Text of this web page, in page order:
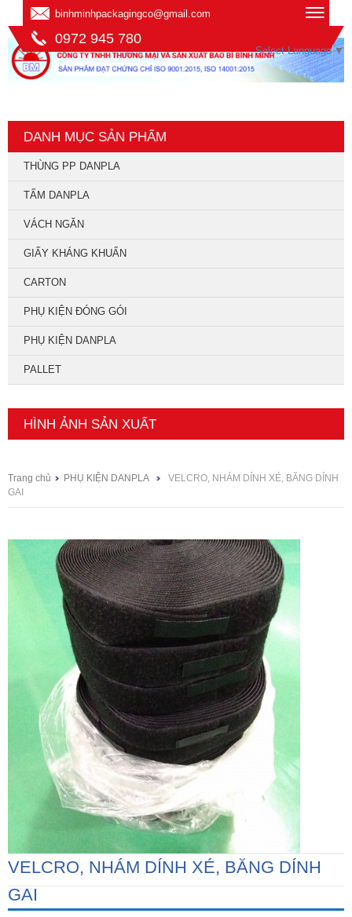
binhminhpackagingco@gmail.com
0972 945 780
Select Language ▼
DANH MỤC SẢN PHẨM
THÙNG PP DANPLA
TẤM DANPLA
VÁCH NGĂN
GIẤY KHÁNG KHUẨN
CARTON
PHỤ KIỆN ĐÓNG GÓI
PHỤ KIỆN DANPLA
PALLET
HÌNH ẢNH SẢN XUẤT
Trang chủ PHỤ KIỆN DANPLA
VELCRO, NHÁM DÍNH XÉ, BĂNG DÍNH
GAI
VELCRO, NHÁM DÍNH XÉ, BĂNG DÍNH
GAI